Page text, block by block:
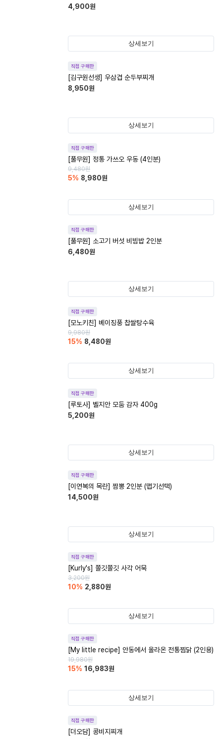
4,900원
상세보기
직접 구매한
[김구원선생] 우삼겹 순두부찌개
8,950원
상세보기
직접 구매한
[풀무원] 정통 가쓰오 우동 (4인분)
9,480원
5% 8,980원
상세보기
직접 구매한
[풀무원] 소고기 버섯 비빔밥 2인분
6,480원
상세보기
직접 구매한
[모노키친] 베이징풍 찹쌀탕수육
9,980원
15% 8,480원
상세보기
직접 구매한
[루토사] 벨지안 모둠 감자 400g
5,200원
상세보기
직접 구매한
[이연복의 목란] 짬뽕 2인분 (맵기선택)
14,500원
상세보기
직접 구매한
[Kurly's] 쫄깃쫄깃 사각 어묵
3,200원
10% 2,880원
상세보기
직접 구매한
[My little recipe] 안동에서 올라온 전통찜닭 (2인용)
19,980원
15% 16,983원
상세보기
직접 구매한
[더오담] 콩비지찌개